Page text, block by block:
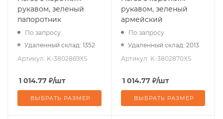
рукавом, зеленый
папоротник
По запросу
Удаленный склад: 1352
Артикул: K-3802869XS
1 014.77 ₽/шт
ВЫБРАТЬ РАЗМЕР
рукавом, зеленый
армейский
По запросу
Удаленный склад: 2013
Артикул: K-3802870XS
1 014.77 ₽/шт
ВЫБРАТЬ РАЗМЕР